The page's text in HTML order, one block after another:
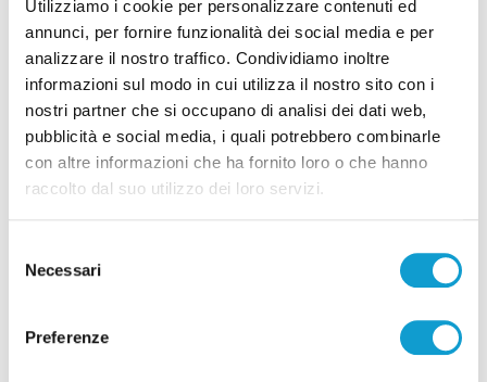
Utilizziamo i cookie per personalizzare contenuti ed
annunci, per fornire funzionalità dei social media e per
analizzare il nostro traffico. Condividiamo inoltre
informazioni sul modo in cui utilizza il nostro sito con i
nostri partner che si occupano di analisi dei dati web,
pubblicità e social media, i quali potrebbero combinarle
con altre informazioni che ha fornito loro o che hanno
raccolto dal suo utilizzo dei loro servizi.
delNecessari
Preferenze
Pubblicità